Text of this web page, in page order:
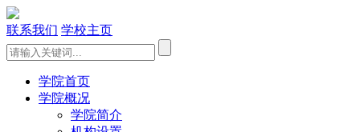
联系我们 学校主页
学院首页
学院概况
学院简介